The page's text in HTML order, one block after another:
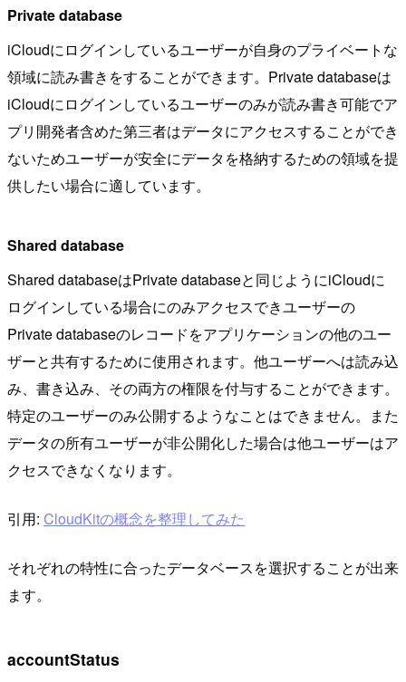
Private database
iCloudにログインしているユーザーが自身のプライベートな
領域に読み書きをすることができます。Private databaseは
iCloudにログインしているユーザーのみが読み書き可能でア
プリ開発者含めた第三者はデータにアクセスすることができ
ないためユーザーが安全にデータを格納するための領域を提
供したい場合に適しています。
Shared database
Shared databaseはPrivate databaseと同じようにiCloudに
ログインしている場合にのみアクセスできユーザーの
Private databaseのレコードをアプリケーションの他のユー
ザーと共有するために使用されます。他ユーザーへは読み込
み、書き込み、その両方の権限を付与することができます。
特定のユーザーのみ公開するようなことはできません。また
データの所有ユーザーが非公開化した場合は他ユーザーはア
クセスできなくなります。
引用: CloudKitの概念を整理してみた
それぞれの特性に合ったデータベースを選択することが出来
ます。
accountStatus